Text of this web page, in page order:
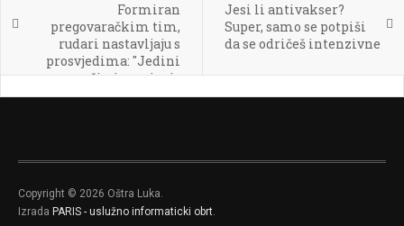
Formiran
pregovaračkim tim,
rudari nastavljaju s
prosvjedima: "Jedini
način ispunjenja
zahtjeva je povećanje
Jesi li antivakser?
Super, samo se potpiši
da se odričeš intenzivne
Copyright © 2026 Oštra Luka.
Izrada PARIS - uslužno informaticki obrt.